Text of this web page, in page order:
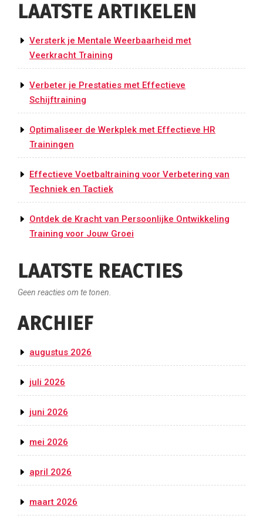
LAATSTE ARTIKELEN
Versterk je Mentale Weerbaarheid met
Veerkracht Training
Verbeter je Prestaties met Effectieve
Schijftraining
Optimaliseer de Werkplek met Effectieve HR
Trainingen
Effectieve Voetbaltraining voor Verbetering van
Techniek en Tactiek
Ontdek de Kracht van Persoonlijke Ontwikkeling
Training voor Jouw Groei
LAATSTE REACTIES
Geen reacties om te tonen.
ARCHIEF
augustus 2026
juli 2026
juni 2026
mei 2026
april 2026
maart 2026